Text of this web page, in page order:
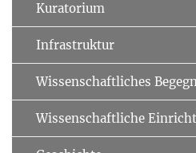
Kuratorium
Infrastruktur
Wissenschaftliches
Wissenschaftliche